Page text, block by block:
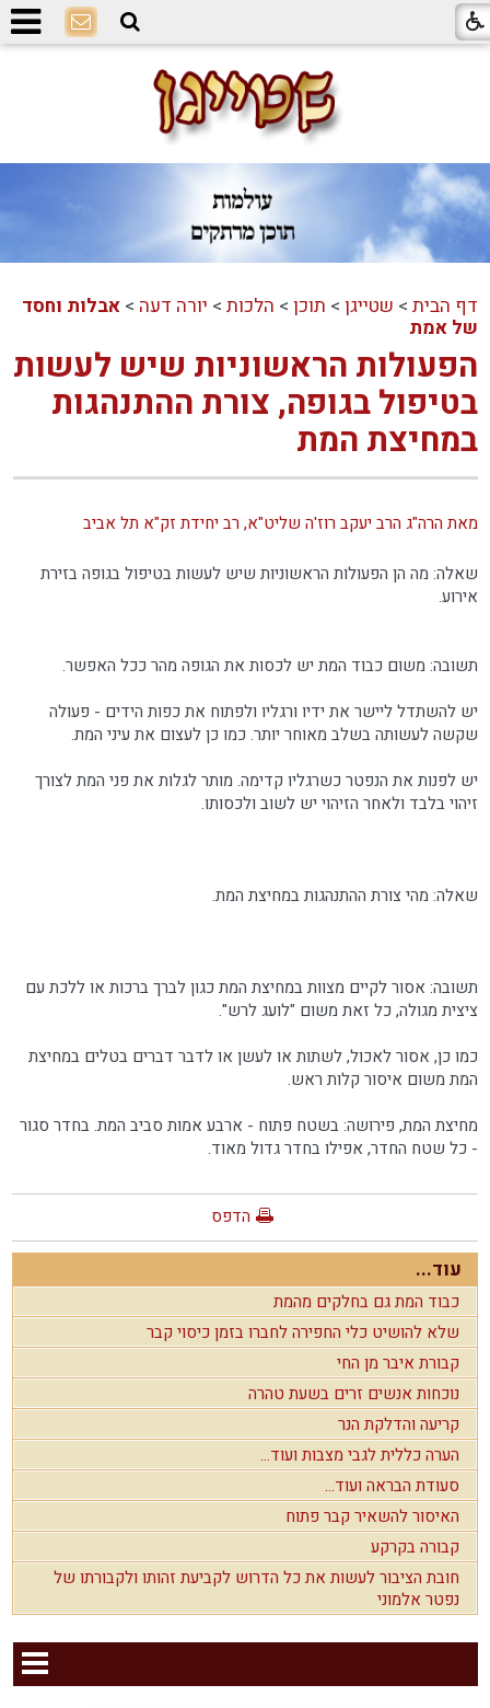
דף הבית > שטייגן > תוכן > הלכות > יורה דעה >אבלות וחסד
של אמת
הפעולות הראשוניות שיש לעשות
בטיפול בגופה, צורת ההתנהגות
במחיצת המת
מאת הרה"ג הרב יעקב רוז'ה שליט"א, רב יחידת זק"א תל אביב
שאלה: מה הן הפעולות הראשוניות שיש לעשות בטיפול בגופה בזירת
אירוע.
תשובה: משום כבוד המת יש לכסות את הגופה מהר ככל האפשר.
יש להשתדל ליישר את ידיו ורגליו ולפתוח את כפות הידים - פעולה
שקשה לעשותה בשלב מאוחר יותר. כמו כן לעצום את עיני המת.
יש לפנות את הנפטר כשרגליו קדימה. מותר לגלות את פני המת לצורך
זיהוי בלבד ולאחר הזיהוי יש לשוב ולכסותו.
שאלה: מהי צורת ההתנהגות במחיצת המת.
תשובה: אסור לקיים מצוות במחיצת המת כגון לברך ברכות או ללכת עם
ציצית מגולה, כל זאת משום "לועג לרש".
כמו כן, אסור לאכול, לשתות או לעשן או לדבר דברים בטלים במחיצת
המת משום איסור קלות ראש.
מחיצת המת, פירושה: בשטח פתוח - ארבע אמות סביב המת. בחדר סגור
- כל שטח החדר, אפילו בחדר גדול מאוד.
הדפס
עוד...
כבוד המת גם בחלקים מהמת
שלא להושיט כלי החפירה לחברו בזמן כיסוי קבר
קבורת איבר מן החי
נוכחות אנשים זרים בשעת טהרה
קריעה והדלקת הנר
הערה כללית לגבי מצבות ועוד...
סעודת הבראה ועוד...
האיסור להשאיר קבר פתוח
קבורה בקרקע
חובת הציבור לעשות את כל הדרוש לקביעת זהותו ולקבורתו של
נפטר אלמוני